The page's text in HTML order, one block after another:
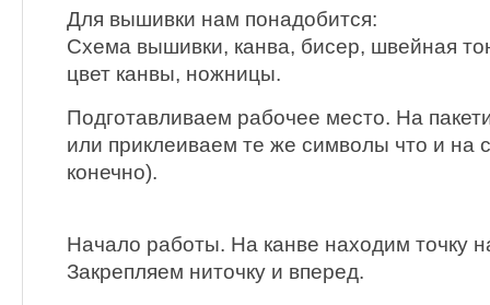
Для вышивки нам понадобится:
Схема вышивки, канва, бисер, швейная
цвет канвы, ножницы.
Подготавливаем рабочее место. На
или приклеиваем те же символы что и на
конечно).
Начало работы. На канве находим точку
Закрепляем ниточку и вперед.